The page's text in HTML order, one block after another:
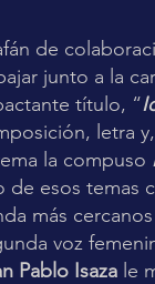
de
junto a la
título, “
letra
la compuso
de esos temas
más
voz
Pablo Isaza le